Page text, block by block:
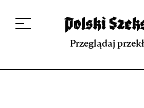
projekcie
Kontakt Indeks strony
Repozytorium XIX w.
Przeglądaj